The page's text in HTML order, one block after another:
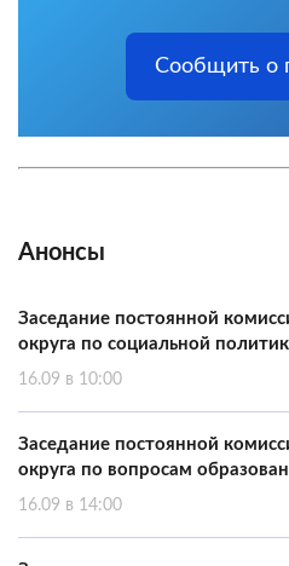
Сообщить о
Анонсы
Заседание постоянной
округа по социальной
16.09 в 10:00
Заседание постоянной
округа по вопросам
16.09 в 14:00